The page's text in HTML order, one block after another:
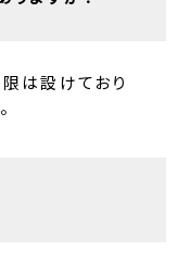
は設けており